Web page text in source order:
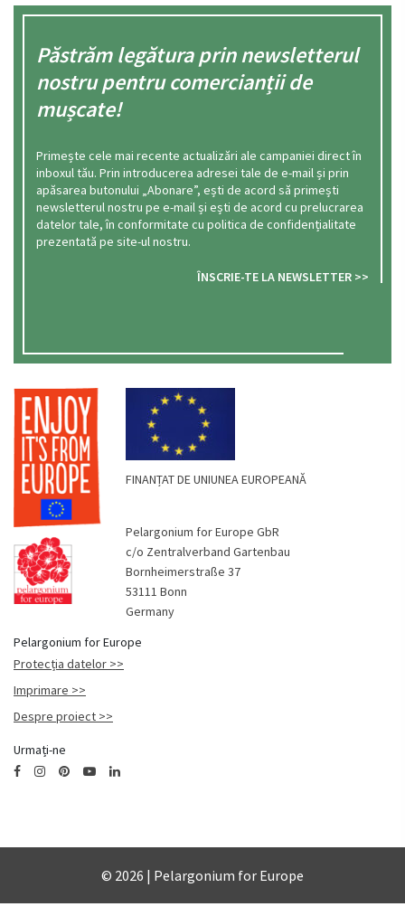
Păstrăm legătura prin newsletterul
nostru pentru comercianții de
mușcate!
Primește cele mai recente actualizări ale campaniei direct în
inboxul tău. Prin introducerea adresei tale de e-mail și prin
apăsarea butonului „Abonare”, ești de acord să primești
newsletterul nostru pe e-mail și ești de acord cu prelucrarea
datelor tale, în conformitate cu politica de confidențialitate
prezentată pe site-ul nostru.
ÎNSCRIE-TE LA NEWSLETTER >>
FINANȚAT DE UNIUNEA EUROPEANĂ
Pelargonium for Europe GbR
c/o Zentralverband Gartenbau
Bornheimerstraße 37
53111 Bonn
Germany
Pelargonium for Europe
Protecția datelor
Imprimare
Despre proiect
Urmați-ne
© 2026 | Pelargonium for Europe